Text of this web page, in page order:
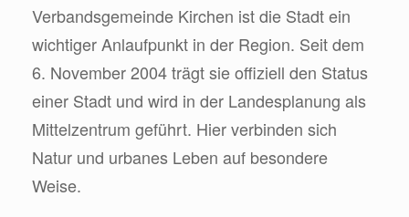
Verbandsgemeinde Kirchen ist die Stadt ein
wichtiger Anlaufpunkt in der Region. Seit dem
6. November 2004 trägt sie offiziell den Status
einer Stadt und wird in der Landesplanung als
Mittelzentrum geführt. Hier verbinden sich
Natur und urbanes Leben auf besondere
Weise.